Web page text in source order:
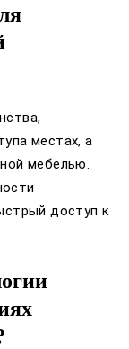
местах, а
мебелью.
доступ к